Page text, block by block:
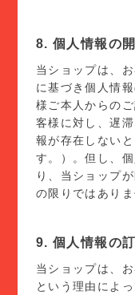
8. 個人情報の
当ショップは、
に基づき個人情
様ご本人からの
客様に対し、遅
報が存在しない
す。）。但し、
り、当ショップ
の限りではありま
9. 個人情報の
当ショップは、
という理由によ